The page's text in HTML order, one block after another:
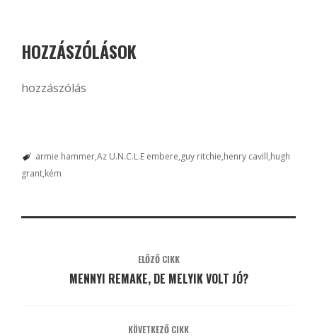
HOZZÁSZÓLÁSOK
hozzászólás
armie hammerAz U.N.C.L.E embere guy ritchie henry cavill hugh
grant kém
ELŐZŐ CIKK
MENNYI REMAKE, DE MELYIK VOLT JÓ?
KÖVETKEZŐ CIKK